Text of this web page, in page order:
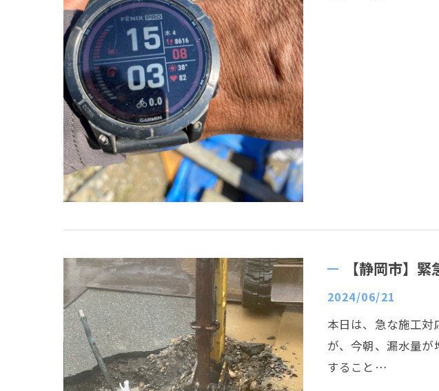
【静岡市】
2024/06/21
本日は、急な施工
が、今朝、漏水量
すること…